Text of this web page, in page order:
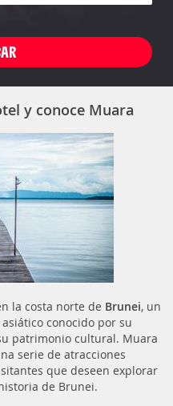
y conoce Muara
la costa norte de Brunei, un
conocido por su
patrimonio cultural. Muara
serie de atracciones
que deseen explorar
de Brunei.